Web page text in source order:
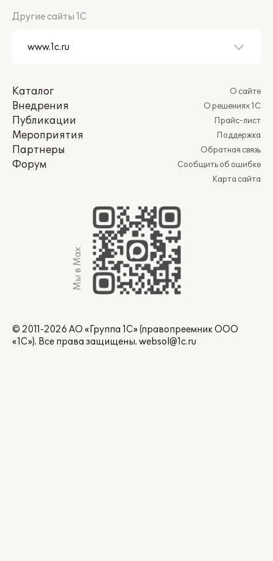
Другие сайты 1С
Каталог
Внедрения
Публикации
Мероприятия
Партнеры
Форум
О сайте
О решениях 1С
Прайс-лист
Поддержка
Обратная связь
Сообщить об ошибке
Карта сайта
Мы в Max
© 2011-2026 АО «Группа 1С» (правопреемник ООО
«1С»). Все права защищены. websol@1c.ru